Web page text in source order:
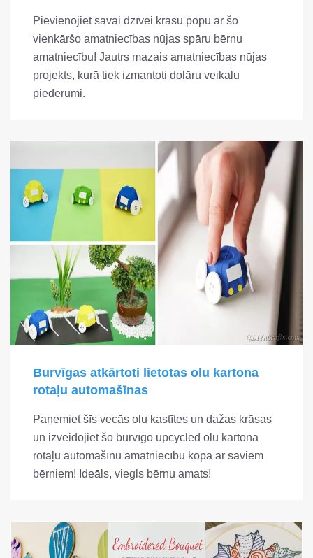
Pievienojiet savai dzīvei krāsu popu ar šo
vienkāršo amatniecības nūjas spāru bērnu
amatniecību! Jautrs mazais amatniecības nūjas
projekts, kurā tiek izmantoti dolāru veikalu
piederumi.
Burvīgas atkārtoti lietotas olu kartona
rotaļu automašīnas
Paņemiet šīs vecās olu kastītes un dažas krāsas
un izveidojiet šo burvīgo upcycled olu kartona
rotaļu automašīnu amatniecību kopā ar saviem
bērniem! Ideāls, viegls bērnu amats!